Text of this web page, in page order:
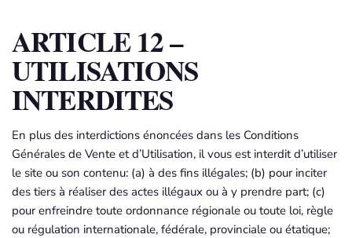
ARTICLE 12 –
UTILISATIONS
INTERDITES
En plus des interdictions énoncées dans les Conditions
Générales de Vente et d’Utilisation, il vous est interdit d’utiliser
le site ou son contenu: (a) à des fins illégales; (b) pour inciter
des tiers à réaliser des actes illégaux ou à y prendre part; (c)
pour enfreindre toute ordonnance régionale ou toute loi, règle
ou régulation internationale, fédérale, provinciale ou étatique;